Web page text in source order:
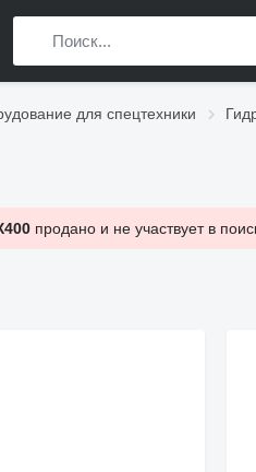
для спецтехники
продано и не участвует в